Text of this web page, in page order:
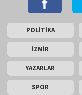
POLİTİKA
İZMİR
YAZARLAR
SPOR